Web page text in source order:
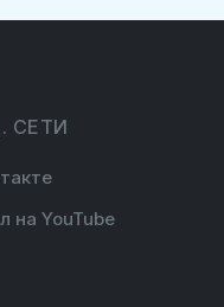
СЕТИ
на YouTube